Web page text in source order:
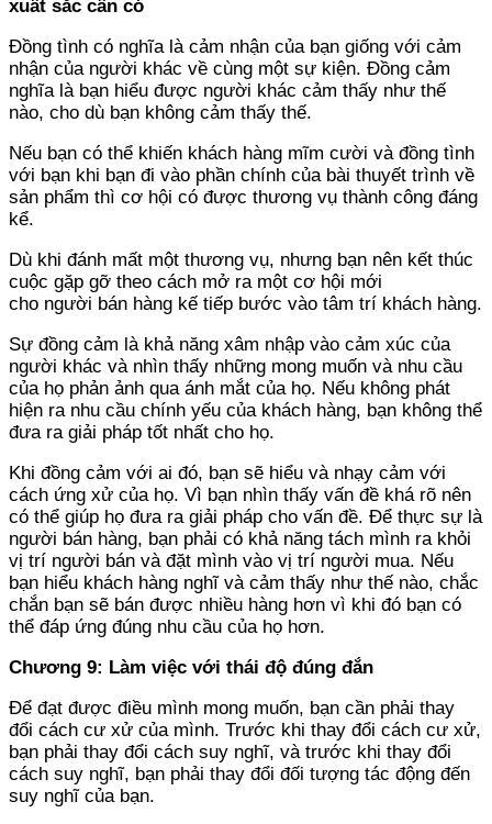
xuất sắc cần có
Đồng tình có nghĩa là cảm nhận của bạn giống với cảm
nhận của người khác về cùng một sự kiện. Đồng cảm
nghĩa là bạn hiểu được người khác cảm thấy như thế
nào, cho dù bạn không cảm thấy thế.
Nếu bạn có thể khiến khách hàng mĩm cười và đồng tình
với bạn khi bạn đi vào phần chính của bài thuyết trình về
sản phẩm thì cơ hội có được thương vụ thành công đáng
kể.
Dù khi đánh mất một thương vụ, nhưng bạn nên kết thúc
cuộc gặp gỡ theo cách mở ra một cơ hội mới
cho người bán hàng kế tiếp bước vào tâm trí khách hàng.
Sự đồng cảm là khả năng xâm nhập vào cảm xúc của
người khác và nhìn thấy những mong muốn và nhu cầu
của họ phản ảnh qua ánh mắt của họ. Nếu không phát
hiện ra nhu cầu chính yếu của khách hàng, bạn không thể
đưa ra giải pháp tốt nhất cho họ.
Khi đồng cảm với ai đó, bạn sẽ hiểu và nhạy cảm với
cách ứng xử của họ. Vì bạn nhìn thấy vấn đề khá rõ nên
có thể giúp họ đưa ra giải pháp cho vấn đề. Để thực sự là
người bán hàng, bạn phải có khả năng tách mình ra khỏi
vị trí người bán và đặt mình vào vị trí người mua. Nếu
bạn hiểu khách hàng nghĩ và cảm thấy như thế nào, chắc
chắn bạn sẽ bán được nhiều hàng hơn vì khi đó bạn có
thể đáp ứng đúng nhu cầu của họ hơn.
Chương 9: Làm việc với thái độ đúng đắn
Để đạt được điều mình mong muốn, bạn cần phải thay
đổi cách cư xử của mình. Trước khi thay đổi cách cư xử,
bạn phải thay đổi cách suy nghĩ, và trước khi thay đổi
cách suy nghĩ, bạn phải thay đổi đối tượng tác động đến
suy nghĩ của bạn.